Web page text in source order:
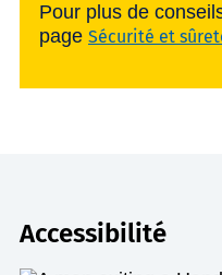
Pour plus de
page Sécurité et
Accessibilité